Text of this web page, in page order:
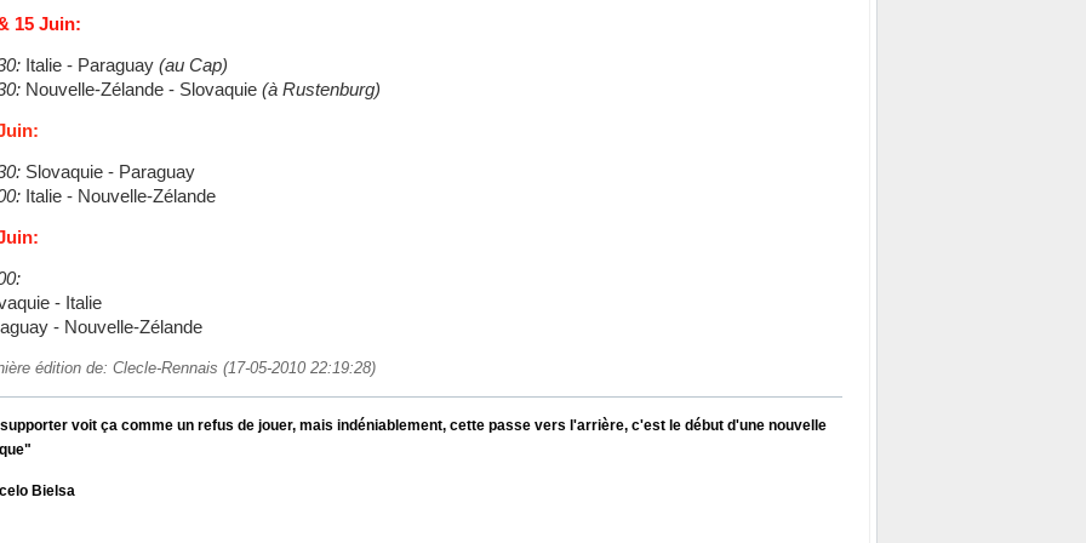
15 Juin:
Italie - Paraguay (au Cap)
Nouvelle-Zélande - Slovaquie (à Rustenburg)
Slovaquie - Paraguay
Italie - Nouvelle-Zélande
- Italie
- Nouvelle-Zélande
édition de: Clecle-Rennais (17-05-2010 22:19:28)
voit ça comme un refus de jouer, mais indéniablement, cette passe vers l'arrière, c'est le début d'une nouvelle
Bielsa